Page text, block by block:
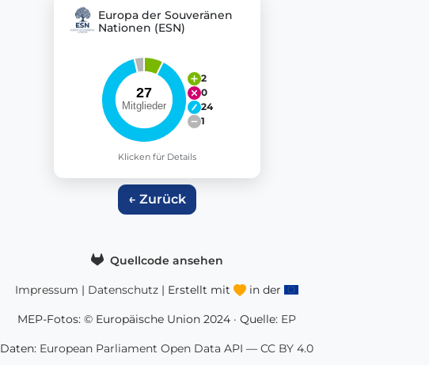
Europa der Souveränen
Nationen (ESN)
2
0
24
1
Klicken für Details
← Zurück
Quellcode ansehen
Impressum | Datenschutz | Erstellt mit in der
MEP-Fotos: © Europäische Union 2024 · Quelle: EP
Daten: European Parliament Open Data API — CC BY 4.0